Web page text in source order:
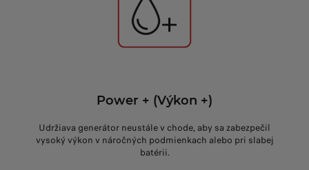
Power + (Výkon +)
Udržiava generátor neustále v chode, aby sa zabezpečil
vysoký výkon v náročných podmienkach alebo pri slabej
batérii.